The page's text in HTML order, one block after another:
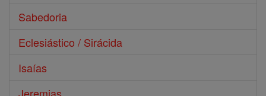
Sabedoria
Eclesiástico / Sirácida
Isaías